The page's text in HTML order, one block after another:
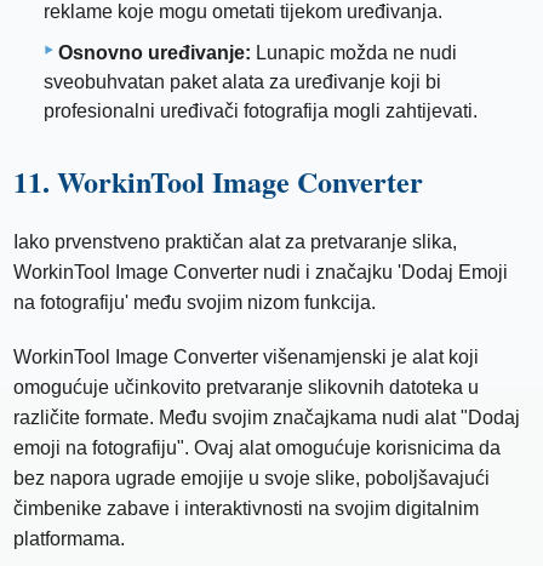
reklame koje mogu ometati tijekom uređivanja.
Osnovno uređivanje: Lunapic možda ne nudi
sveobuhvatan paket alata za uređivanje koji bi
profesionalni uređivači fotografija mogli zahtijevati.
11. WorkinTool Image Converter
Iako prvenstveno praktičan alat za pretvaranje slika,
WorkinTool Image Converter nudi i značajku 'Dodaj Emoji
na fotografiju' među svojim nizom funkcija.
WorkinTool Image Converter višenamjenski je alat koji
omogućuje učinkovito pretvaranje slikovnih datoteka u
različite formate. Među svojim značajkama nudi alat "Dodaj
emoji na fotografiju". Ovaj alat omogućuje korisnicima da
bez napora ugrade emojije u svoje slike, poboljšavajući
čimbenike zabave i interaktivnosti na svojim digitalnim
platformama.